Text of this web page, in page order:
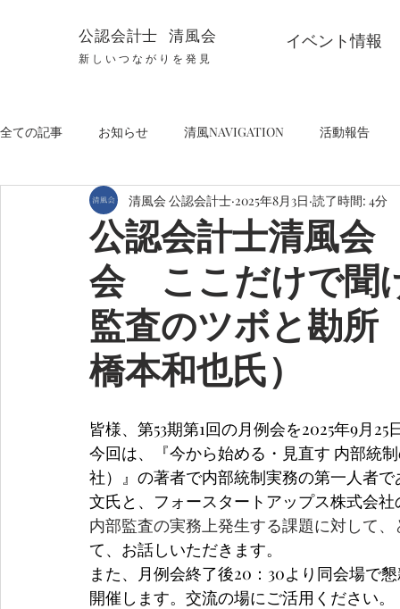
公認会計士 清風会 イベント情報
新しいつながりを発見
全ての記事 お知らせ 清風NAVIGATION 活動報告
公認会計士清風
会 ここだけで聞
監査のツボと勘所
橋本和也氏）
清風会 公認会計士 2025年8月3日 読了時間: 4分
皆様、第53期第1回の月例会を2025年9月
今回は、
『今から始める・見直す 内部統
社）』の著者で内部統制実務の第一人者
文氏と、 フォースタートアップス株式会
内部監査の実務上発生する課題に対して
て、お話しいただきます。
また、月例会終了後20：30より同会場で
開催します。交流の場にご活用ください。